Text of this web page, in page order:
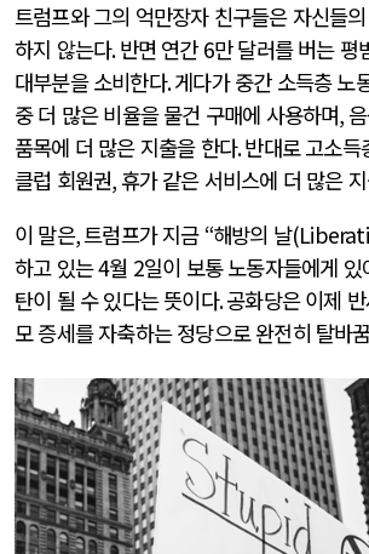
트럼프와 그의 억만장자 친구들은 자신들
하지 않는다.반면 연간 6만 달러를 버는 평
대부분을 소비한다.게다가 중간 소득층 노
중 더 많은 비율을 물건 구매에 사용하며,
품목에 더 많은 지출을 한다.반대로 고소득
클럽 회원권,휴가 같은 서비스에 더 많은
이 말은,트럼프가 지금 “해방의 날
하고 있는4월 2일이 보통 노동자들에게
탄이 될 수 있다는 뜻이다.공화당은 이제
모 증세를 자축하는 정당으로 완전히 탈바